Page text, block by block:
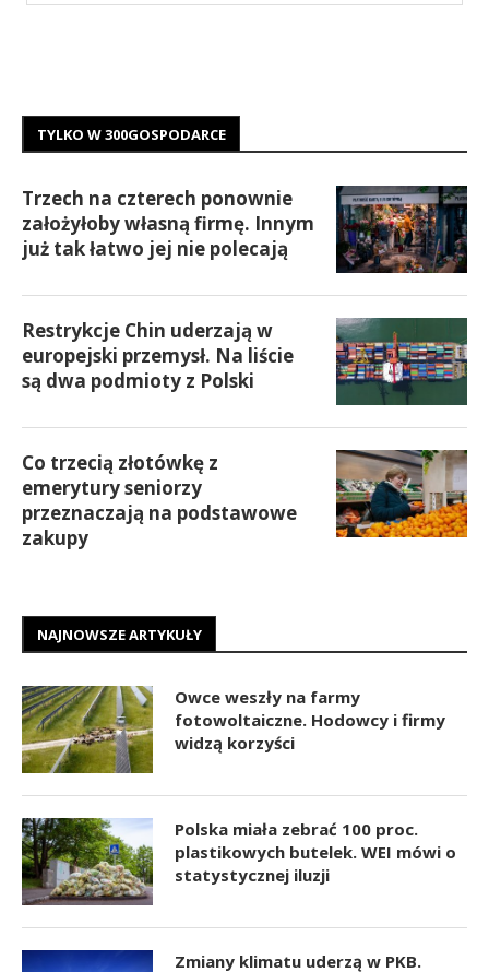
TYLKO W 300GOSPODARCE
Trzech na czterech ponownie
założyłoby własną firmę. Innym
już tak łatwo jej nie polecają
Restrykcje Chin uderzają w
europejski przemysł. Na liście
są dwa podmioty z Polski
Co trzecią złotówkę z
emerytury seniorzy
przeznaczają na podstawowe
zakupy
NAJNOWSZE ARTYKUŁY
Owce weszły na farmy
fotowoltaiczne. Hodowcy i firmy
widzą korzyści
Polska miała zebrać 100 proc.
plastikowych butelek. WEI mówi o
statystycznej iluzji
Zmiany klimatu uderzą w PKB.